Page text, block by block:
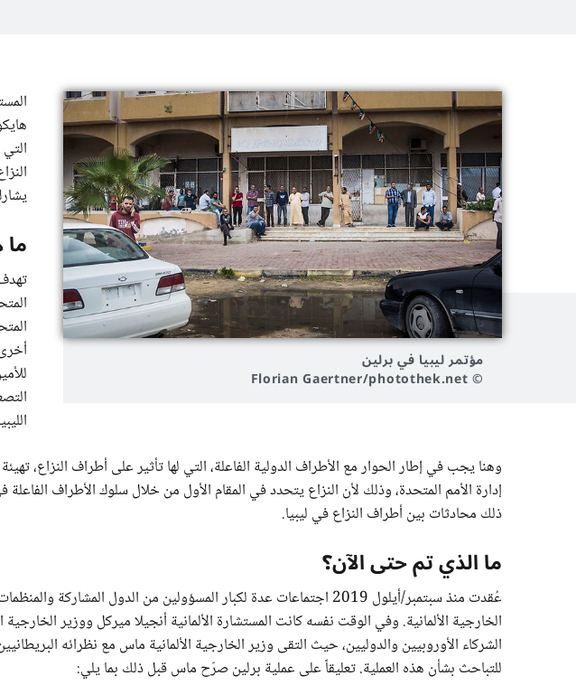
مؤتمر ليبيا في برلين
© Florian Gaertner/photothek.net
وهنا يجب في إطار الحوار مع الأطراف الدولية الفاعلة، التي لها تأثير على أطراف النزاع،
إدارة الأمم المتحدة، وذلك لأن النزاع يتحدد في المقام الأول من خلال سلوك الأطراف
ذلك محادثات بين أطراف النزاع في ليبيا.
ما الذي تم حتى الآن؟
عُقدت منذ سبتمبر/أيلول 2019 اجتماعات عدة لكبار المسؤولين من الدول
الخارجية الألمانية. وفي الوقت نفسه كانت المستشارة الألمانية أنجيلا ميركل ووزير
للتباحث بشأن هذه العملية. تعليقاً على عملية برلين صرّح ماس قبل ذلك بما يلي: